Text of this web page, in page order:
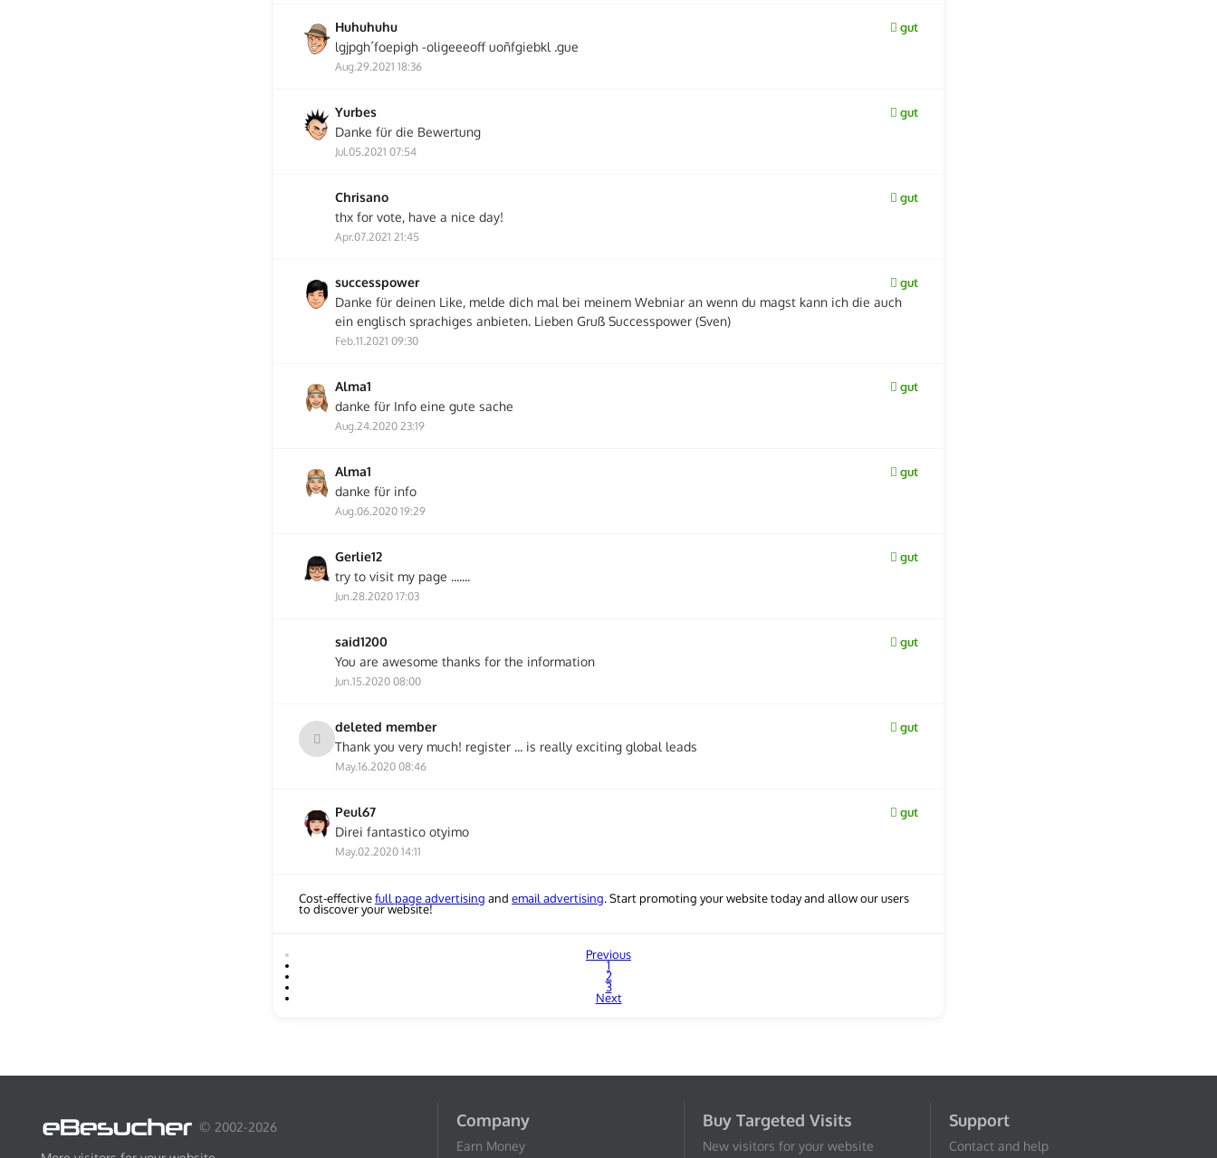
Huhuhuhu gut
lgjpgh´foepigh -oligeeeoff uoñfgiebkl .gue
Aug.29.2021 18:36
Yurbes gut
Danke für die Bewertung
Jul.05.2021 07:54
Chrisano gut
thx for vote, have a nice day!
Apr.07.2021 21:45
successpower gut
Danke für deinen Like, melde dich mal bei meinem Webniar an wenn du magst kann ich die auch
ein englisch sprachiges anbieten. Lieben Gruß Successpower (Sven)
Feb.11.2021 09:30
Alma1 gut
danke für Info eine gute sache
Aug.24.2020 23:19
Alma1 gut
danke für info
Aug.06.2020 19:29
Gerlie12 gut
try to visit my page .......
Jun.28.2020 17:03
said1200 gut
You are awesome thanks for the information
Jun.15.2020 08:00
deleted member gut
Thank you very much! register ... is really exciting global leads
May.16.2020 08:46
Peul67 gut
Direi fantastico otyimo
May.02.2020 14:11
Cost-effectivefull page advertising and email advertising. Start promoting your website today and allow our users
to discover your website!
Previous
1
2
3
Next
© 2002-2026
Company
Earn Money
Buy Targeted Visits
New visitors for your website
Support
Contact and help